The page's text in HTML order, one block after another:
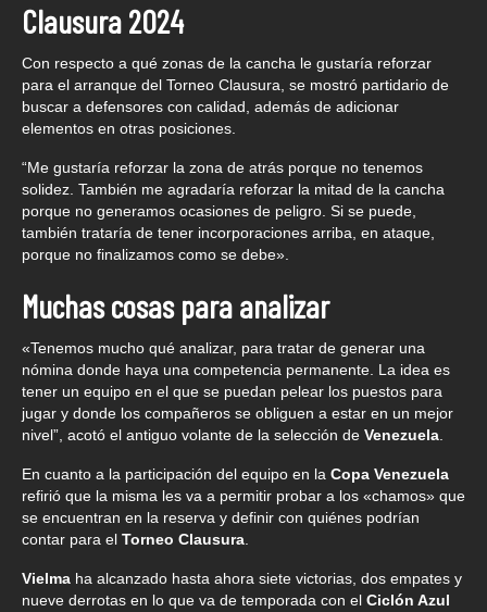
Clausura 2024
Con respecto a qué zonas de la cancha le gustaría reforzar
para el arranque del Torneo Clausura, se mostró partidario de
buscar a defensores con calidad, además de adicionar
elementos en otras posiciones.
“Me gustaría reforzar la zona de atrás porque no tenemos
solidez. También me agradaría reforzar la mitad de la cancha
porque no generamos ocasiones de peligro. Si se puede,
también trataría de tener incorporaciones arriba, en ataque,
porque no finalizamos como se debe».
Muchas cosas para analizar
«Tenemos mucho qué analizar, para tratar de generar una
nómina donde haya una competencia permanente. La idea es
tener un equipo en el que se puedan pelear los puestos para
jugar y donde los compañeros se obliguen a estar en un mejor
nivel”, acotó el antiguo volante de la selección de Venezuela.
En cuanto a la participación del equipo en la Copa Venezuela
refirió que la misma les va a permitir probar a los «chamos» que
se encuentran en la reserva y definir con quiénes podrían
contar para el Torneo Clausura.
Vielma ha alcanzado hasta ahora siete victorias, dos empates y
nueve derrotas en lo que va de temporada con el Ciclón Azul